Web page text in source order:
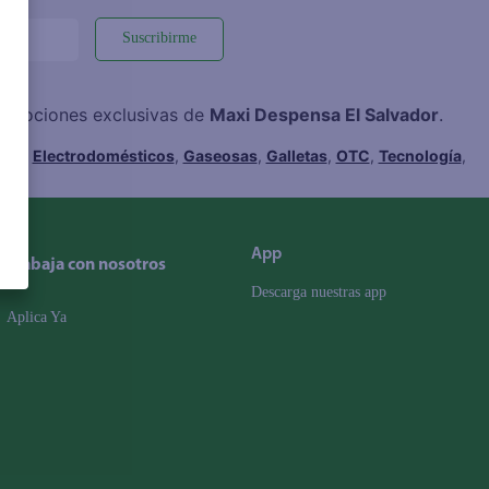
Suscribirme
exclusivas de Maxi Despensa El Salvador.
Electrodomésticos, Gaseosas, Galletas, OTC, Tecnología,
Trabaja con nosotros
Aplica Ya
App
Descarga nuestras app